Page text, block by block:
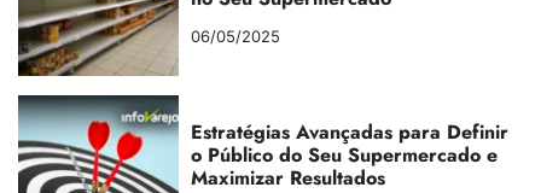
06/05/2025
Estratégias Avançadas para Definir
o Público do Seu Supermercado e
Maximizar Resultados